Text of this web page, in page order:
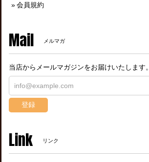
会員規約
Mail メルマガ
当店からメールマガジンをお届けいたします。
登録
Link リンク